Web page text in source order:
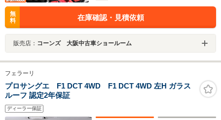
無
料
在庫確認・見積依頼
販売店： コーンズ 大阪中古車ショールーム
フェラーリ
プロサングエ F1 DCT 4WD F1 DCT 4WD 左H ガラス
ルーフ 認定2年保証
ディーラー保証